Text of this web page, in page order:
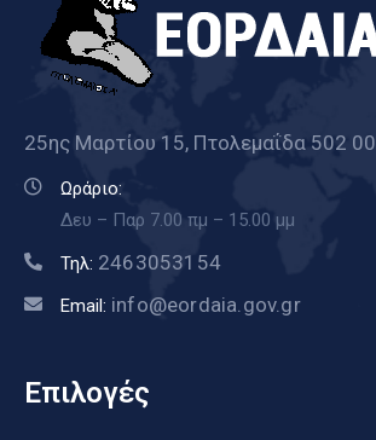
25ης Μαρτίου 15, Πτολεμαΐδα 502 00
Ωράριο:
Δευ – Παρ 7.00 πμ – 15.00 μμ
Τηλ: 2463053154
Email: info@eordaia.gov.gr
Επιλογές